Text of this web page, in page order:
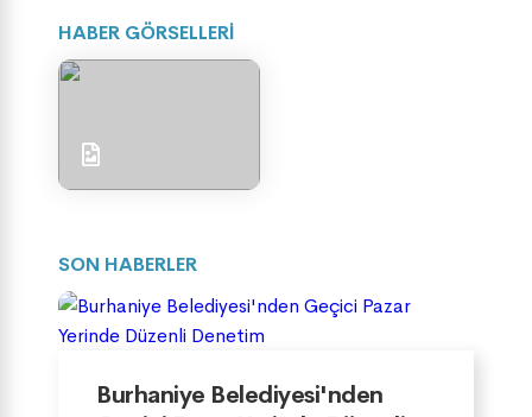
HABER GÖRSELLERİ
SON HABERLER
Burhaniye Belediyesi'nden